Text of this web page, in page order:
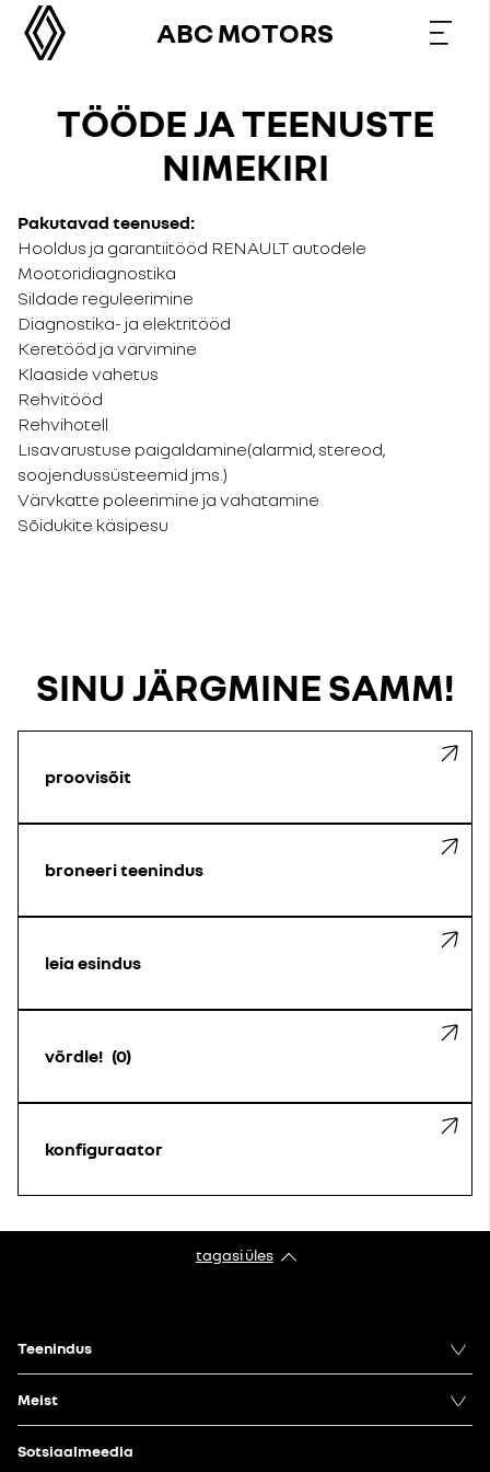
ABC MOTORS
TÖÖDE JA TEENUSTE
NIMEKIRI
Pakutavad teenused:
Hooldus ja garantiitööd RENAULT autodele
Mootoridiagnostika
Sildade reguleerimine
Diagnostika- ja elektritööd
Keretööd ja värvimine
Klaaside vahetus
Rehvitööd
Rehvihotell
Lisavarustuse paigaldamine(alarmid, stereod,
soojendussüsteemid jms.)
Värvkatte poleerimine ja vahatamine
Sõidukite käsipesu
SINU JÄRGMINE SAMM!
proovisõit
broneeri teenindus
leia esindus
võrdle! 0
konfiguraator
tagasi üles
Teenindus
Meist
Sotsiaalmeedia